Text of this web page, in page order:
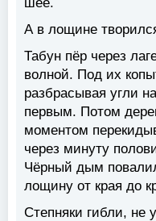
А в лощине
Табун пёр через
волной. Под их
разбрасывая угли
первым. Потом
моментом
через минуту
Чёрный дым
лощину от края до
Степняки гибли, не